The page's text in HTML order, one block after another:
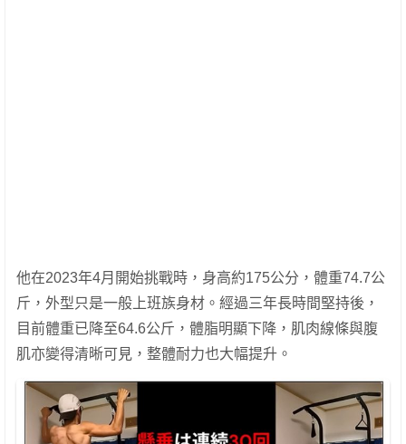
他在2023年4月開始挑戰時，身高約175公分，體重74.7公
斤，外型只是一般上班族身材。經過三年長時間堅持後，
目前體重已降至64.6公斤，體脂明顯下降，肌肉線條與腹
肌亦變得清晰可見，整體耐力也大幅提升。